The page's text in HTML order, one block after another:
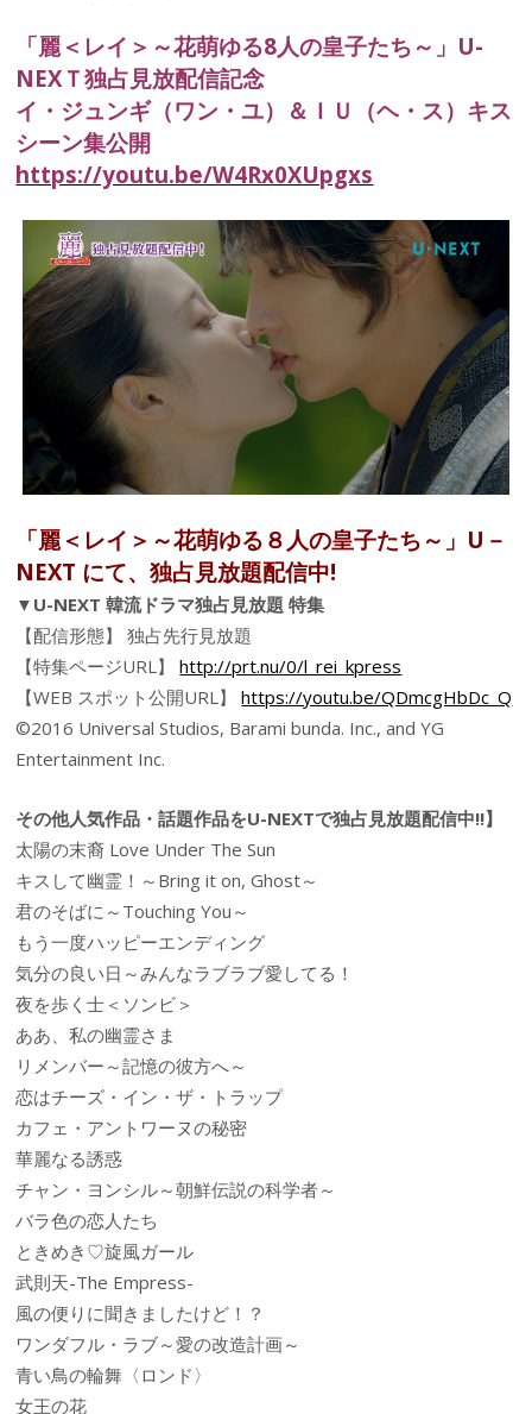
「麗＜レイ＞～花萌ゆる8人の皇子たち～」U-
NEXＴ独占見放配信記念
イ・ジュンギ（ワン・ユ）＆ＩＵ（ヘ・ス）キス
シーン集公開
https://youtu.be/W4Rx0XUpgxs
「麗＜レイ＞～花萌ゆる８人の皇子たち～」U－
NEXT にて、独占見放題配信中!
▼U-NEXT 韓流ドラマ独占見放題 特集
【配信形態】 独占先行見放題
【特集ページURL】http://prt.nu/0/l_rei_kpress
【WEB スポット公開URL】https://youtu.be/QDmcgHbDc_Q
©2016 Universal Studios, Barami bunda. Inc., and YG
Entertainment Inc.
その他人気作品・話題作品をU-NEXTで独占見放題配信中!!】
太陽の末裔 Love Under The Sun
キスして幽霊！～Bring it on, Ghost～
君のそばに～Touching You～
もう一度ハッピーエンディング
気分の良い日～みんなラブラブ愛してる！
夜を歩く士＜ソンビ＞
ああ、私の幽霊さま
リメンバー～記憶の彼方へ～
恋はチーズ・イン・ザ・トラップ
カフェ・アントワーヌの秘密
華麗なる誘惑
チャン・ヨンシル～朝鮮伝説の科学者～
バラ色の恋人たち
ときめき♡旋風ガール
武則天-The Empress-
風の便りに聞きましたけど！？
ワンダフル・ラブ～愛の改造計画～
青い鳥の輪舞〈ロンド〉
女王の花